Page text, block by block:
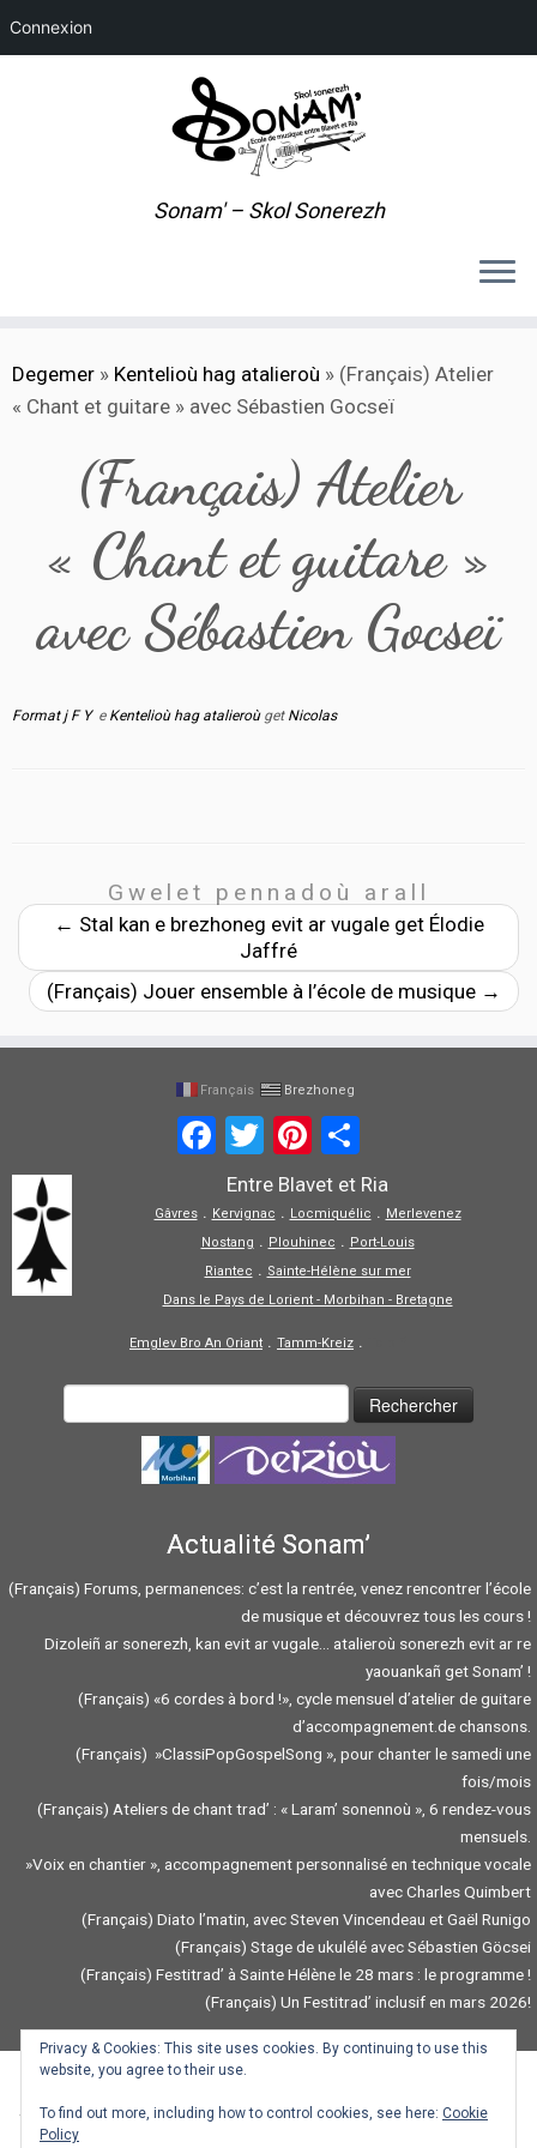
Connexion
to
content
Sonam' – Skol Sonerezh
Degemer » Kentelioù hag atalieroù » (Français) Atelier
« Chant et guitare » avec Sébastien Gocseï
(Français) Atelier
« Chant et guitare »
avec Sébastien Gocseï
Format j F Ye Kentelioù hag atalieroù get Nicolas
Gwelet pennadoù arall
← Stal kan e brezhoneg evit ar vugale get Élodie
Jaffré
(Français) Jouer ensemble à l’école de musique →
Français Brezhoneg
FacebookTwitter Pinterest
Entre Blavet et Ria
Gâvres. Kervignac . Locmiquélic . Merlevenez
Nostang . Plouhinec . Port-Louis
Riantec . Sainte-Hélène sur mer
Dans le Pays de Lorient - Morbihan - Bretagne
Emglev Bro An Oriant . Tamm-Kreiz .
Actualité Sonam’
(Français) Forums, permanences: c’est la rentrée, venez rencontrer l’école
de musique et découvrez tous les cours !
Dizoleiñ ar sonerezh, kan evit ar vugale… atalieroù sonerezh evit ar re
yaouankañ get Sonam’ !
(Français) «6 cordes à bord !», cycle mensuel d’atelier de guitare
d’accompagnement.de chansons.
(Français) »ClassiPopGospelSong », pour chanter le samedi une
fois/mois
(Français) Ateliers de chant trad’ : « Laram’ sonennoù », 6 rendez-vous
mensuels.
»Voix en chantier », accompagnement personnalisé en technique vocale
avec Charles Quimbert
(Français) Diato l’matin, avec Steven Vincendeau et Gaël Runigo
(Français) Stage de ukulélé avec Sébastien Göcsei
(Français) Festitrad’ à Sainte Hélène le 28 mars : le programme !
(Français) Un Festitrad’ inclusif en mars 2026!
Traduction / Troidigezh : Gwendal Mevel, Mazhew Coviaux, Goulven Dauneau,
Privacy & Cookies: This site uses cookies. By continuing to use this
website, you agree to their use.
To find out more, including how to control cookies, see here: Cookie
Policy